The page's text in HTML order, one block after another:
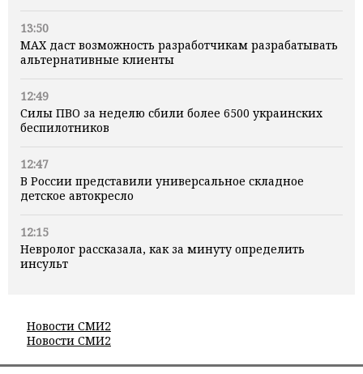
13:50
MAX даст возможность разработчикам разрабатывать
альтернативные клиенты
12:49
Силы ПВО за неделю сбили более 6500 украинских
беспилотников
12:47
В России представили универсальное складное
детское автокресло
12:15
Невролог рассказала, как за минуту определить
инсульт
Новости СМИ2
Новости СМИ2